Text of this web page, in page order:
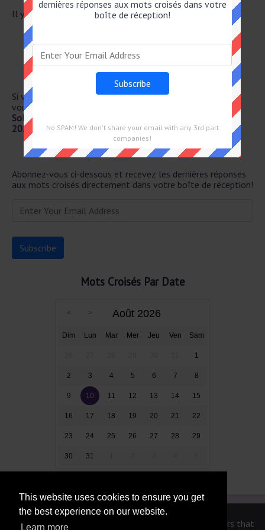
This website uses cookies to ensure you get
the best experience on our website.
Learn more
Il y a un total de 30 mots croisés pour le 18 Juin 2026.
LIEU OÙ L'ON ENVOIE PAÎTRE
TRAVAUX PRATI– QUES
ELLE SE BOUCLE À LA TAILLE
SUPÉ– RIEUR D'UN MO– NASTÈRE
Si vous avez déjà résolu cet indice de mots croisés et que
vous recherchez le message principal, rendez-vous sur
Solution Notre Temps Mots Fléchés Force 1 du 18 Juin
2026
Newsletter
Abonnez-vous ci-dessous et recevez les dernières réponses
aux mots croisés directement dans votre boîte de réception!
Mots Croisés Par Date
Août 2026
Dim Lun Mar Mer Jeu Ven Sam
1
2 3 4 5 6 7 8
9 10 11 12 13 14 15
16 17 18 19 20 21 22
23 24 25 26 27 28 29
30 31
We are in no way affiliated or endorsed by the publishers that
dernières réponses aux mots croisés dans votre
boîte de réception!
No SPAM! We don't share your email with any 3rd part
companies!